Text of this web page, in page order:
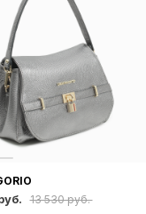
13 530 руб.